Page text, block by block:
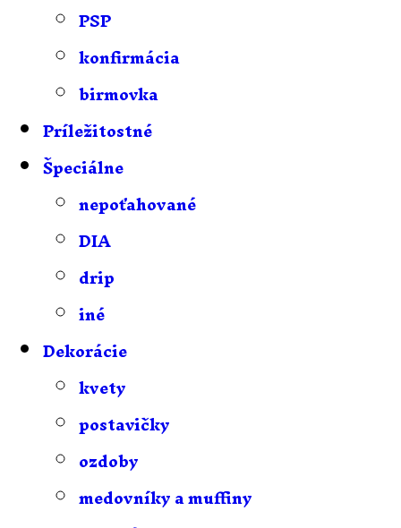
PSP
konfirmácia
birmovka
Príležitostné
Špeciálne
nepoťahované
DIA
drip
iné
Dekorácie
kvety
postavičky
ozdoby
medovníky a muffiny